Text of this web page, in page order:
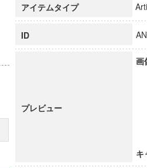
アイテムタイプ
ID
プレビュー
画
キ